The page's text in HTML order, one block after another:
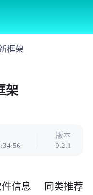
框架
架
版本
9.2.1
件信息 同类推荐